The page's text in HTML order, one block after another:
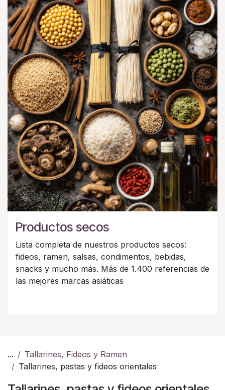
Productos secos
Lista completa de nuestros productos secos:
fideos, ramen, salsas, condimentos, bebidas,
snacks y mucho más. Más de 1.400 referencias de
las mejores marcas asiáticas
...
Tallarines, Fideos y Ramen
Tallarines, pastas y fideos orientales